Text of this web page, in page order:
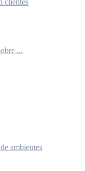
clientes
...
ambientes